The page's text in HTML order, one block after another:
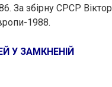
За збірну СРСР Віктор
1988.
У ЗАМКНЕНІЙ